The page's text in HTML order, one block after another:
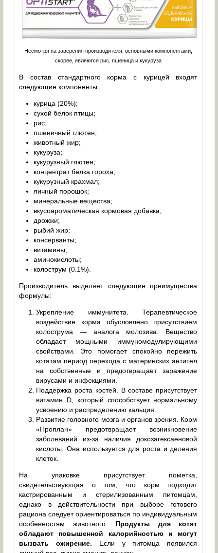
Несмотря на заверения производителя, основными компонентами,
скорее, являются рис, пшеница и кукуруза
В состав стандартного корма с курицей входят
следующие компоненты:
курица (20%);
сухой белок птицы;
рис;
пшеничный глютен;
животный жир;
кукуруза;
кукурузный глютен;
концентрат белка гороха;
кукурузный крахмал;
яичный порошок;
минеральные вещества;
вкусоароматическая кормовая добавка;
дрожжи;
рыбий жир;
консерванты;
витамины;
аминокислоты;
колострум (0.1%).
Производитель выделяет следующие преимущества
формулы:
Укрепление иммунитета. Терапевтическое
воздействие корма обусловлено присутствием
колострума — аналога молозива. Вещество
обладает мощными иммуномодулирующими
свойствами. Это помогает спокойно пережить
котятам период перехода с материнских антител
на собственные и предотвращает заражение
вирусами и инфекциями.
Поддержка роста костей. В составе присутствует
витамин D, который способствует нормальному
усвоению и распределению кальция.
Развитие головного мозга и органов зрения. Корм
«Проплан» предотвращает возникновение
заболеваний из-за наличия докозагексаеновой
кислоты. Она используется для роста и деления
клеток.
На упаковке присутствует пометка,
свидетельствующая о том, что корм подходит
кастрированным и стерилизованным питомцам,
однако в действительности при выборе готового
рациона следует ориентироваться по индивидуальным
особенностям животного. Продукты для котят
обладают повышенной калорийностью и могут
вызвать ожирение. Если у питомца появился